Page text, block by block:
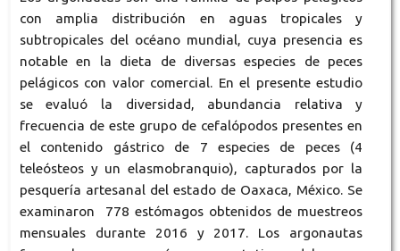
con amplia distribución en aguas tropicales y
subtropicales del océano mundial, cuya presencia es
notable en la dieta de diversas especies de peces
pelágicos con valor comercial. En el presente estudio
se evaluó la diversidad, abundancia relativa y
frecuencia de este grupo de cefalópodos presentes en
el contenido gástrico de 7 especies de peces (4
teleósteos y un elasmobranquio), capturados por la
pesquería artesanal del estado de Oaxaca, México. Se
examinaron 778 estómagos obtenidos de muestreos
mensuales durante 2016 y 2017. Los argonautas